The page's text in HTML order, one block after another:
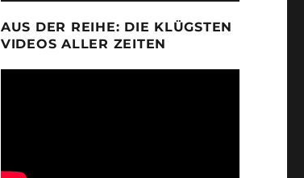
AUS DER REIHE: DIE KLÜGSTEN
VIDEOS ALLER ZEITEN